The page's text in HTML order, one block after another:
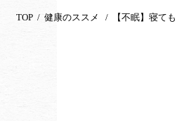
TOP 健康のススメ 【不眠】寝て